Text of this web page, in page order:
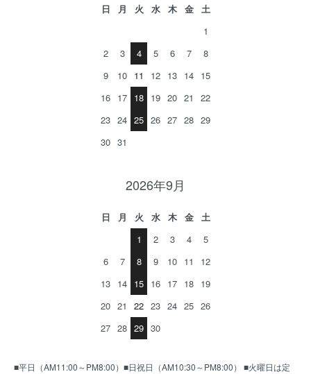
日 月 火 水 木 金
土
1
2
3 4 5 6 7
8
9
10 11 12 13 14 15
16 17 18 19 20 21
22
23 24 25 26 27 28 29
30 31
2026年9月
日 月 火 水 木 金
土
1
2 3 4
5
6
7 8 9 10 11
12
13 14 15 16 17 18 19
20 21 22 23 24 25 26
27 28 29 30
■平日（AM11:00～PM8:00）■日祝日（AM10:30～PM8:00） ■火曜日は定